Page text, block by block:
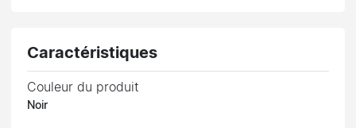
Caractéristiques
Couleur du produit
Noir